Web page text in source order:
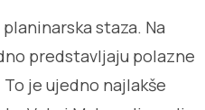
staza. Na
predstavljaju polazne
je ujedno najlakše